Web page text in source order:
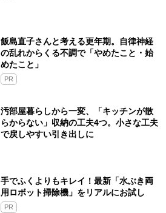
飯島直子さんと考える更年期。自律神経
の乱れからくる不調で「やめたこと・始
めたこと」
PR
汚部屋暮らしから一変、「キッチンが散
らからない」収納の工夫4つ。小さな工夫
で戻しやすい引き出しに
手でふくよりもキレイ！最新「水ぶき両
用ロボット掃除機」をリアルにお試し
PR